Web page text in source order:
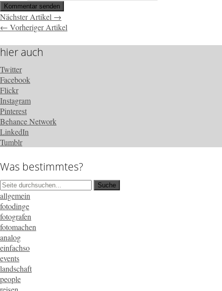
Nächster Artikel →
← Vorheriger Artikel
hier auch
Twitter
Facebook
Flickr
Instagram
Pinterest
Behance Network
LinkedIn
Tumblr
Was bestimmtes?
allgemein
fotodinge
fotografen
fotomachen
analog
einfachso
events
landschaft
people